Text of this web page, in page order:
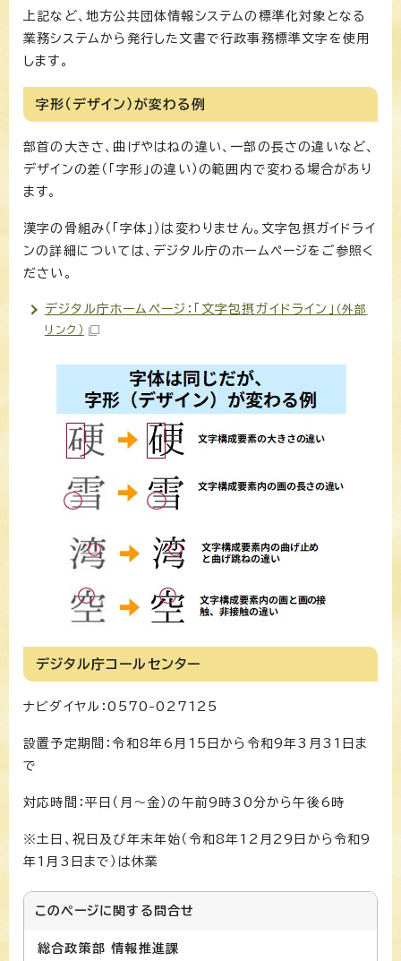
上記など、地方公共団体情報システムの標準化対象となる
業務システムから発行した文書で行政事務標準文字を使用
します。
字形（デザイン）が変わる例
部首の大きさ、曲げやはねの違い、一部の長さの違いなど、
デザインの差（「字形」の違い）の範囲内で変わる場合があり
ます。
漢字の骨組み（「字体」）は変わりません。文字包摂ガイドライ
ンの詳細については、デジタル庁のホームページをご参照く
ださい。
デジタル庁ホームページ：「文字包摂ガイドライン」 （外部
リンク）
デジタル庁コールセンター
ナビダイヤル：0570-027125
設置予定期間：令和8年6月15日から令和9年3月31日ま
で
対応時間：平日（月～金）の午前9時30分から午後6時
※土日、祝日及び年末年始（令和8年12月29日から令和9
年1月3日まで）は休業
このページに関する 問合せ
総合政策部 情報推進課